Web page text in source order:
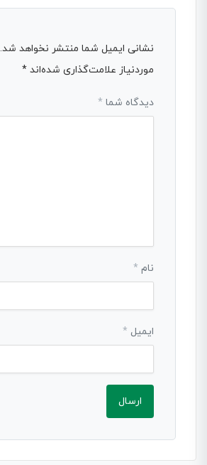
نشانی ایمیل شما منتشر نخواهد شد.
موردنیاز علامت‌گذاری شده‌اند *
دیدگاه شما *
نام *
ایمیل *